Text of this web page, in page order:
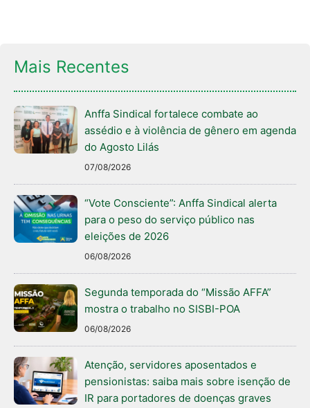
Mais Recentes
Anffa Sindical fortalece combate ao
assédio e à violência de gênero em agenda
do Agosto Lilás
07/08/2026
“Vote Consciente”: Anffa Sindical alerta
para o peso do serviço público nas
eleições de 2026
06/08/2026
Segunda temporada do “Missão AFFA”
mostra o trabalho no SISBI-POA
06/08/2026
Atenção, servidores aposentados e
pensionistas: saiba mais sobre isenção de
IR para portadores de doenças graves